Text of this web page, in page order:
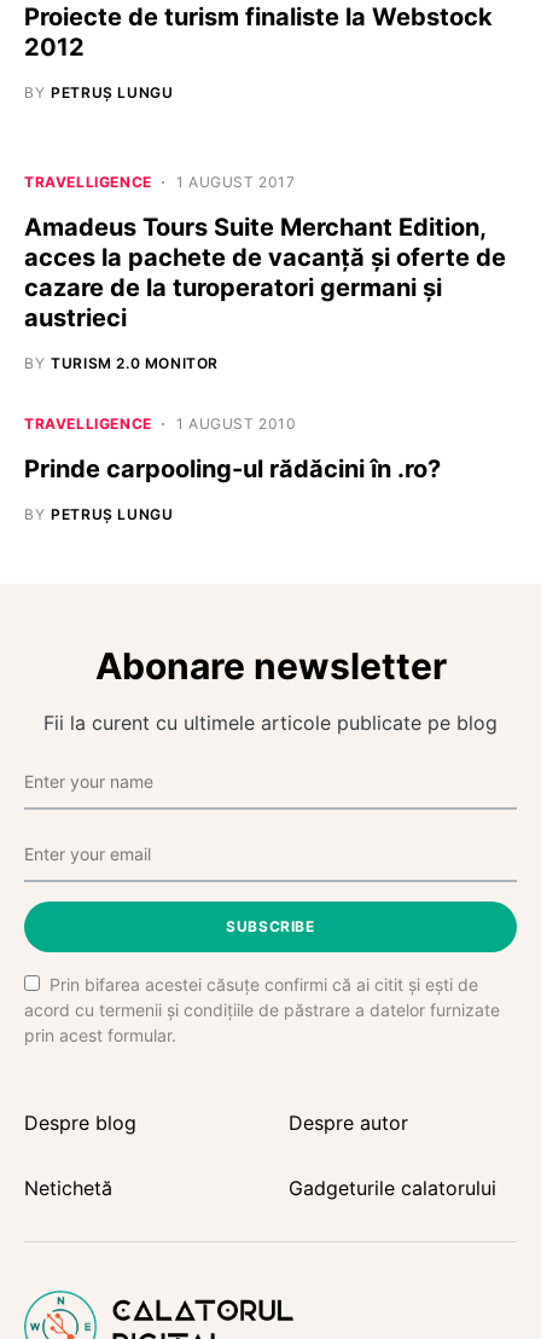
Proiecte de turism finaliste la Webstock
2012
BY PETRUȘ LUNGU
TRAVELLIGENCE 1 AUGUST 2017
Amadeus Tours Suite Merchant Edition,
acces la pachete de vacanță și oferte de
cazare de la turoperatori germani și
austrieci
BY TURISM 2.0 MONITOR
TRAVELLIGENCE 1 AUGUST 2010
Prinde carpooling-ul rădăcini în .ro?
BY PETRUȘ LUNGU
Abonare newsletter
Fii la curent cu ultimele articole publicate pe blog
SUBSCRIBE
Prin bifarea acestei căsuțe confirmi că ai citit și ești de
acord cu termenii și condițiile de păstrare a datelor furnizate
prin acest formular.
Despre blog Despre autor
Netichetă Gadgeturile calatorului